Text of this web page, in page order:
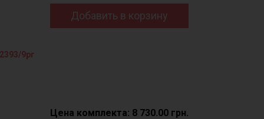
9рг
Добавить в корзину
Цена комплекта: 8 730.00 грн.